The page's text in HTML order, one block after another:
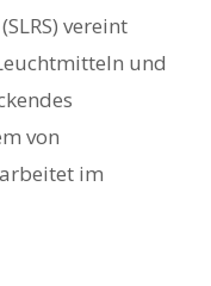
vereint
und
von
im